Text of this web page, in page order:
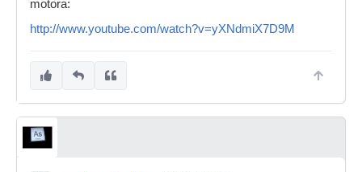
motora:
http://www.youtube.com/watch?v=yXNdmiX7D9M